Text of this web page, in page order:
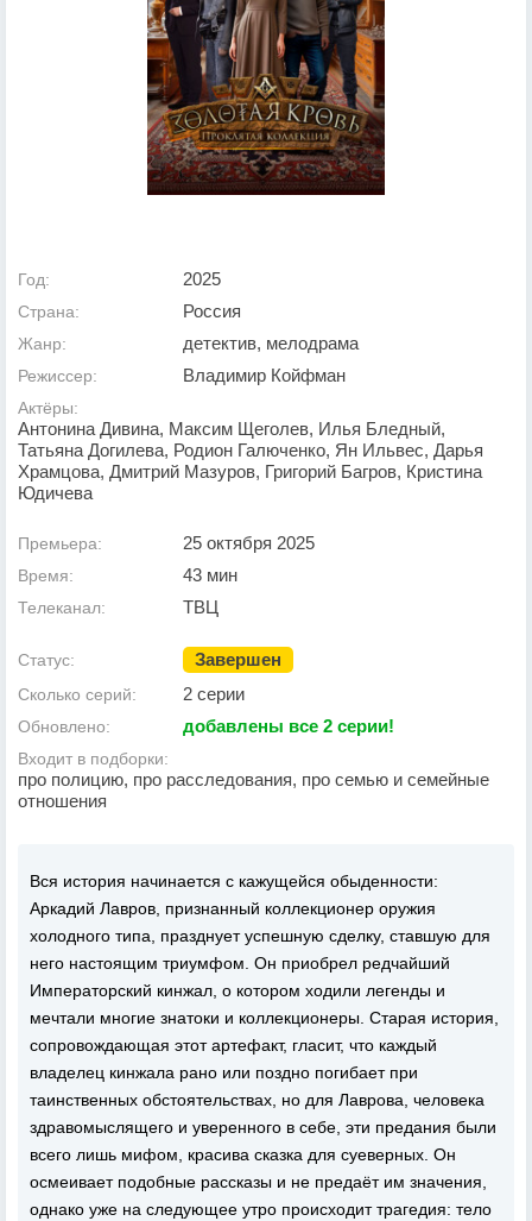
Год: 2025
Страна: Россия
Жанр: детектив, мелодрама
Режиссер: Владимир Койфман
Актёры:
Антонина Дивина, Максим Щеголев, Илья Бледный,
Татьяна Догилева, Родион Галюченко, Ян Ильвес, Дарья
Храмцова, Дмитрий Мазуров, Григорий Багров, Кристина
Юдичева
Премьера: 25 октября 2025
Время: 43 мин
Телеканал: ТВЦ
Статус: Завершен
Сколько серий: 2 серии
Обновлено: добавлены все 2 серии!
Входит в подборки:
про полицию, про расследования, про семью и семейные
отношения
Вся история начинается с кажущейся обыденности:
Аркадий Лавров, признанный коллекционер оружия
холодного типа, празднует успешную сделку, ставшую для
него настоящим триумфом. Он приобрел редчайший
Императорский кинжал, о котором ходили легенды и
мечтали многие знатоки и коллекционеры. Старая история,
сопровождающая этот артефакт, гласит, что каждый
владелец кинжала рано или поздно погибает при
таинственных обстоятельствах, но для Лаврова, человека
здравомыслящего и уверенного в себе, эти предания были
всего лишь мифом, красива сказка для суеверных. Он
осмеивает подобные рассказы и не предаёт им значения,
однако уже на следующее утро происходит трагедия: тело